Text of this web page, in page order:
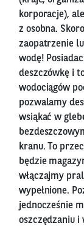
korporacje),
z osobna.
zaopatrzenie
wodę!
deszczówkę i
wodociągów
pozwalamy
wsiąkać w
kranu. To
będzie
włączajmy
wypełnione.
jednocześnie
oszczędzaniu i